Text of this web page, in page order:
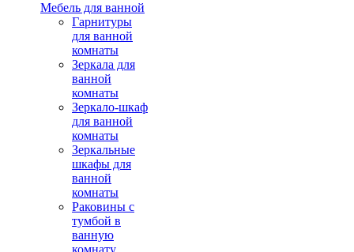
Мебель для ванной
Гарнитуры
для ванной
комнаты
Зеркала для
ванной
комнаты
Зеркало-шкаф
для ванной
комнаты
Зеркальные
шкафы для
ванной
комнаты
Раковины с
тумбой в
ванную
комнату